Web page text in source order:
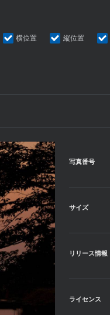
横位置 縦位置
写真番号
サイズ
リリース情報
ライセンス